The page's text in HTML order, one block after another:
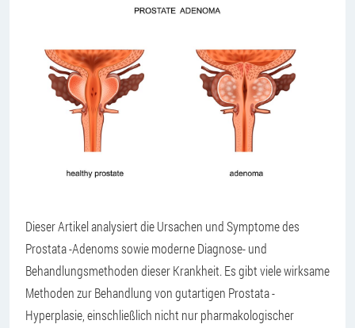
Dieser Artikel analysiert die Ursachen und Symptome des
Prostata -Adenoms sowie moderne Diagnose- und
Behandlungsmethoden dieser Krankheit. Es gibt viele wirksame
Methoden zur Behandlung von gutartigen Prostata -
Hyperplasie, einschließlich nicht nur pharmakologischer